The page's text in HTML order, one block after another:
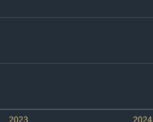
2023 2024